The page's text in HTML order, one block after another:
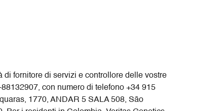
di fornitore di servizi e controllore delle vostre
con numero di telefono +34 915
1770, ANDAR 5 SALA 508, São